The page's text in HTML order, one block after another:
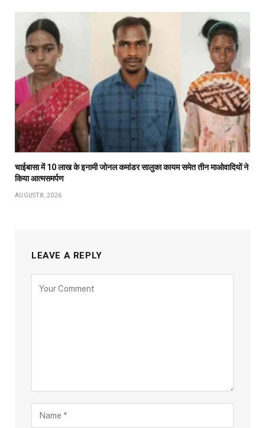
चाईबासा में 10 लाख के इनामी जोनल कमांडर सालुका कायम समेत तीन माओवादियों ने
किया आत्मसमर्पण
AUGUST 8, 2026
LEAVE A REPLY